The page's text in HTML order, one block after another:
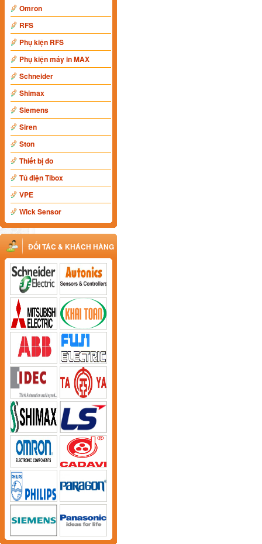
Omron
RFS
Phụ kiện RFS
Phụ kiện máy in MAX
Schneider
Shimax
Siemens
Siren
Ston
Thiết bị đo
Tủ điện Tibox
VPE
Wick Sensor
ĐỐI TÁC & KHÁCH HÀNG